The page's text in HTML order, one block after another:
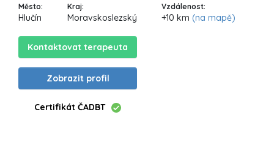
Město:
Hlučín
Kraj:
Moravskoslezský
Vzdálenost:
+10 km (na mapě)
Kontaktovat terapeuta
Zobrazit profil
Certifikát ČADBT